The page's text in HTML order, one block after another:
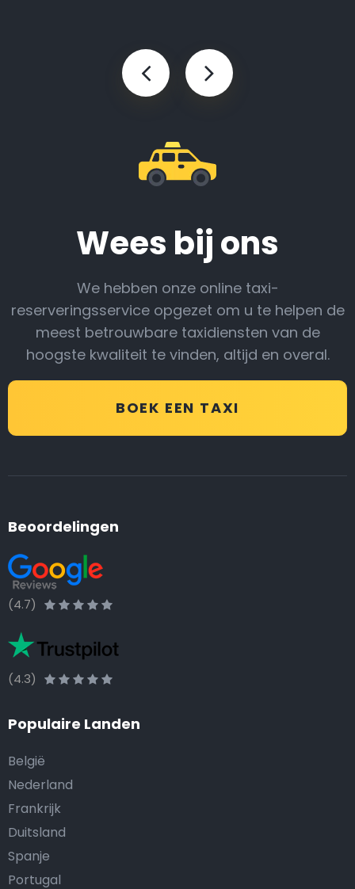
Wees bij ons
We hebben onze online taxi-
reserveringsservice opgezet om u te helpen de
meest betrouwbare taxidiensten van de
hoogste kwaliteit te vinden, altijd en overal.
BOEK EEN TAXI
Beoordelingen
(4.7)
(4.3)
Populaire Landen
België
Nederland
Frankrijk
Duitsland
Spanje
Portugal